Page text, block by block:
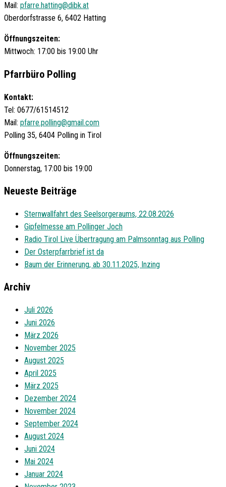
Mail: pfarre.hatting@dibk.at
Oberdorfstrasse 6, 6402 Hatting
Öffnungszeiten:
Mittwoch: 17:00 bis 19:00 Uhr
Pfarrbüro Polling
Kontakt:
Tel: 0677/61514512
Mail: pfarre.polling@gmail.com
Polling 35, 6404 Polling in Tirol
Öffnungszeiten:
Donnerstag, 17:00 bis 19:00
Neueste Beiträge
Sternwallfahrt des Seelsorgeraums, 22.08.2026
Gipfelmesse am Pollinger Joch
Radio Tirol Live Übertragung am Palmsonntag aus Polling
Der Osterpfarrbrief ist da
Baum der Erinnerung, ab 30.11.2025, Inzing
Archiv
Juli 2026
Juni 2026
März 2026
November 2025
August 2025
April 2025
März 2025
Dezember 2024
November 2024
September 2024
August 2024
Juni 2024
Mai 2024
Januar 2024